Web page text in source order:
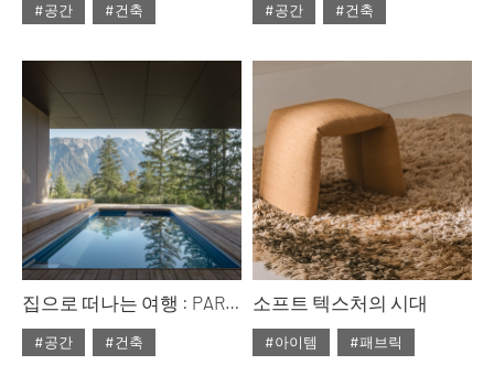
#공간
#건축
#공간
#건축
집으로 떠나는 여행 : PART 1
#공간
#건축
소프트 텍스처의 시대
#아이템
#패브릭